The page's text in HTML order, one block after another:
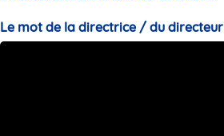
Le mot de la directrice / du directeur